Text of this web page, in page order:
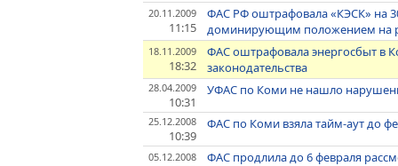
20.11.2009
11:15
ФАС РФ оштрафовала «КЭСК» на
доминирующим положением на
18.11.2009
18:32
ФАС оштрафовала энергосбыт в
законодательства
28.04.2009
10:31
УФАС по Коми не нашло
25.12.2008
10:39
ФАС по Коми взяла тайм-аут до
05.12.2008
ФАС продлила до 6 февраля